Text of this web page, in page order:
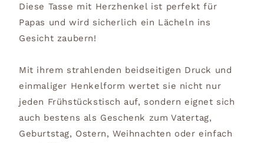
Diese Tasse mit Herzhenkel ist perfekt für
Papas und wird sicherlich ein Lächeln ins
Gesicht zaubern!
Mit ihrem strahlenden beidseitigen Druck und
einmaliger Henkelform wertet sie nicht nur
jeden Frühstückstisch auf, sondern eignet sich
auch bestens als Geschenk zum Vatertag,
Geburtstag, Ostern, Weihnachten oder einfach